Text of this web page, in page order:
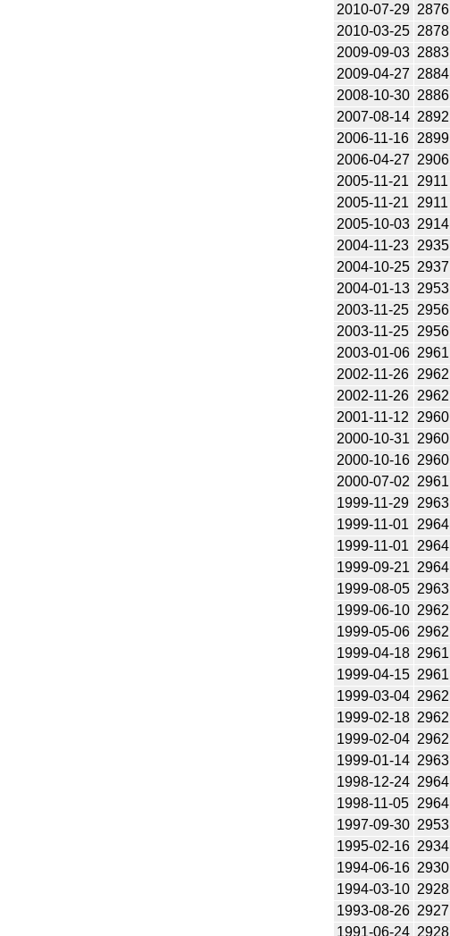
2010-07-29 2876
2010-03-25 2878
2009-09-03 2883
2009-04-27 2884
2008-10-30 2886
2007-08-14 2892
2006-11-16 2899
2006-04-27 2906
2005-11-21
2911
2005-11-21
2911
2005-10-03 2914
2004-11-23 2935
2004-10-25 2937
2004-01-13 2953
2003-11-25 2956
2003-11-25 2956
2003-01-06 2961
2002-11-26 2962
2002-11-26 2962
2001-11-12
2960
2000-10-31 2960
2000-10-16 2960
2000-07-02 2961
1999-11-29 2963
1999-11-01
2964
1999-11-01
2964
1999-09-21 2964
1999-08-05 2963
1999-06-10 2962
1999-05-06 2962
1999-04-18 2961
1999-04-15 2961
1999-03-04 2962
1999-02-18 2962
1999-02-04 2962
1999-01-14 2963
1998-12-24 2964
1998-11-05 2964
1997-09-30 2953
1995-02-16 2934
1994-06-16 2930
1994-03-10 2928
1993-08-26 2927
1991-06-24 2928